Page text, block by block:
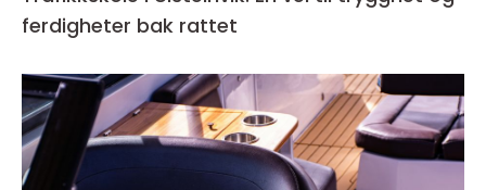
ferdigheter bak rattet